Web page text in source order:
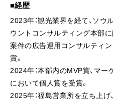
経歴
2023年：観光業界を経て、ソ
ウントコンサルティング本部に
案件の広告運用コンサルティ
賞。
2024年：本部内のMVP賞、マ
において個人賞を受賞。
2025年：福島営業所を立ち上げ